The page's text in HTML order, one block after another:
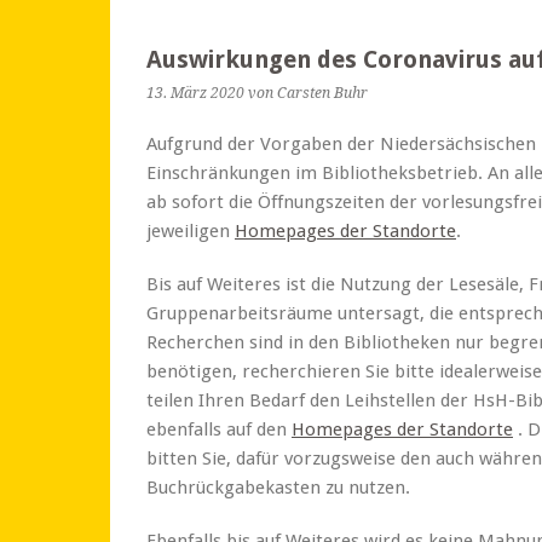
Auswirkungen des Coronavirus
13. März 2020 von Carsten Buhr
Aufgrund der Vorgaben der
Einschränkungen im Bibliotheksbetrieb. An
ab sofort die Öffnungszeiten der
jeweiligen Homepages der Standorte.
Bis auf Weiteres ist die Nutzung der Lesesäle,
Gruppenarbeitsräume untersagt, die
Recherchen sind in den Bibliotheken nur
benötigen, recherchieren Sie bitte
teilen Ihren Bedarf den Leihstellen der HsH-
ebenfalls auf den Homepages der Standorte .
bitten Sie, dafür vorzugsweise den auch
Buchrückgabekasten zu nutzen.